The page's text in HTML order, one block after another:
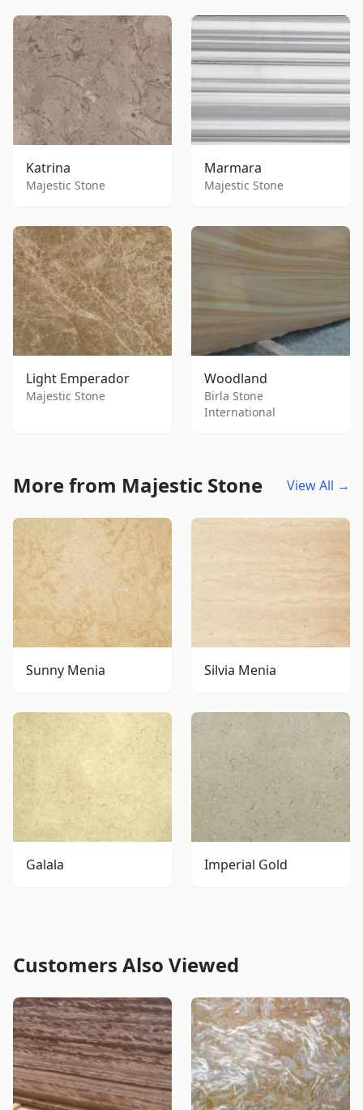
Katrina
Majestic Stone
Marmara
Majestic Stone
Light Emperador
Majestic Stone
Woodland
Birla Stone
International
More from Majestic Stone View All →
Sunny Menia Silvia Menia
Galala Imperial Gold
Customers Also Viewed